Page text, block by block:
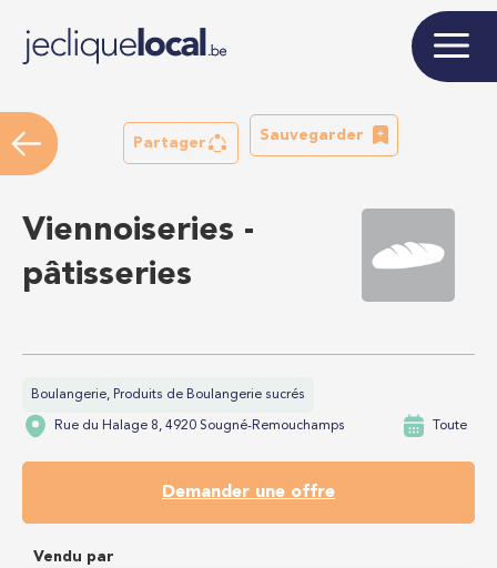
Partager
Sauvegarder
Viennoiseries -
pâtisseries
Boulangerie, Produits de Boulangerie sucrés
Rue du Halage 8, 4920 Sougné-Remouchamps Toute
Demander une offre
Vendu par